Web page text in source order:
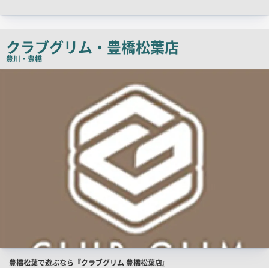
コ
ピ
クラブグリム・豊橋松葉店
豊川・豊橋
店
豊橋松葉で遊ぶなら『クラブグリム 豊橋松葉店』